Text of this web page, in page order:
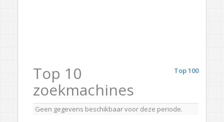
Top 100
Top 10
zoekmachines
Geen gegevens beschikbaar voor deze periode.